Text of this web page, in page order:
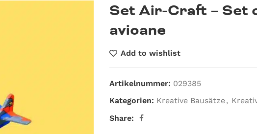
Set Air-Craft – Set
avioane
Add to wishlist
Artikelnummer: 029385
Kategorien: Kreative Bausätze,
Share: